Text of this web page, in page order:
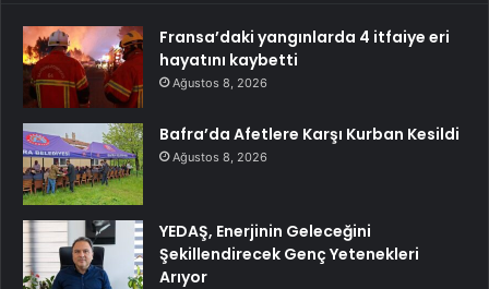
Fransa’daki yangınlarda 4 itfaiye eri
hayatını kaybetti
Ağustos 8, 2026
Bafra’da Afetlere Karşı Kurban Kesildi
Ağustos 8, 2026
YEDAŞ, Enerjinin Geleceğini
Şekillendirecek Genç Yetenekleri
Arıyor